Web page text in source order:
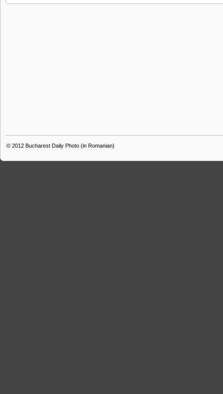
© 2012 Bucharest Daily Photo (in Romanian)